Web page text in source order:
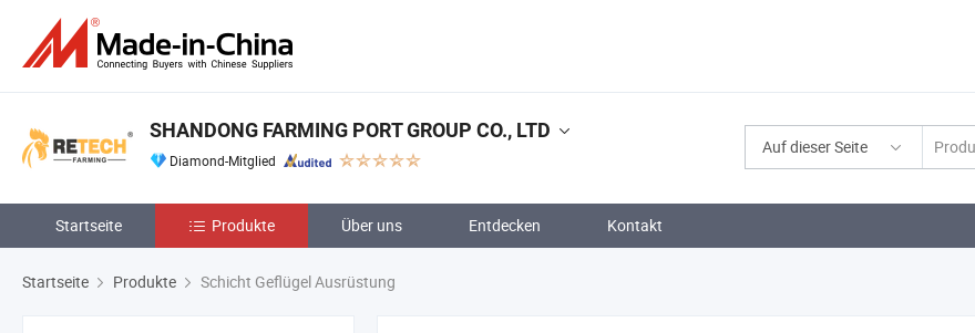
Auf dieser Seite
SHANDONG FARMING PORT GROUP CO., LTD
Diamond-Mitglied
Startseite Produkte Über uns Entdecken Kontakt
Startseite Produkte Schicht Geflügel Ausrüstung